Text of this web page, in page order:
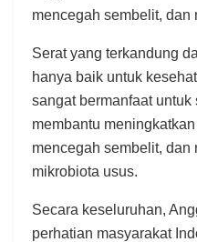
mencegah sembelit, dan
Serat yang terkandung
hanya baik untuk
sangat bermanfaat
membantu
mencegah sembelit, dan
mikrobiota usus.
Secara keseluruhan,
perhatian masyarakat